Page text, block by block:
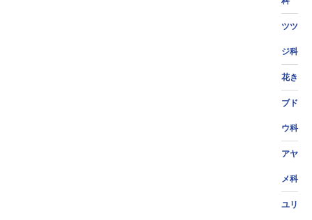
ツツ
ジ科
花き
ブド
ウ科
アヤ
メ科
ユリ